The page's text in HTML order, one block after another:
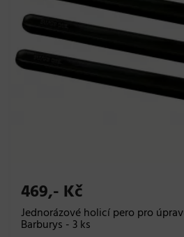
469,- Kč
Jednorázové holicí pero pro
Barburys - 3 ks